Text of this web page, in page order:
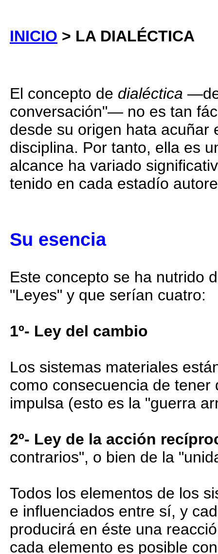
INICIO > LA DIALÉCTICA
El concepto de dialéctica
conversación"— no es tan
desde su origen hata acuñar
disciplina. Por tanto, ella es
alcance ha variado
tenido en cada estadío
Su esencia
Este concepto se ha nutrido
"Leyes" y que serían cuatro:
1º- Ley del cambio
Los sistemas materiales
como consecuencia de
impulsa (esto es la "guerra
2º- Ley de la acción
contrarios", o bien de la
Todos los elementos de los
e influenciados entre sí, y
producirá en éste una
cada elemento es posible